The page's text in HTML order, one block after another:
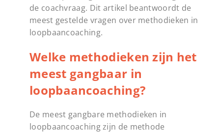
de coachvraag. Dit artikel beantwoordt de
meest gestelde vragen over methodieken in
loopbaancoaching.
Welke methodieken zijn het
meest gangbaar in
loopbaancoaching?
De meest gangbare methodieken in
loopbaancoaching zijn de methode